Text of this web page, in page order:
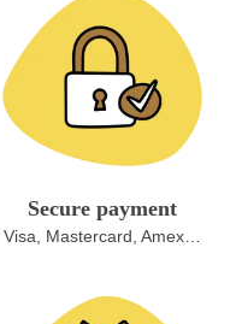
Secure payment
Visa, Mastercard, Amex…